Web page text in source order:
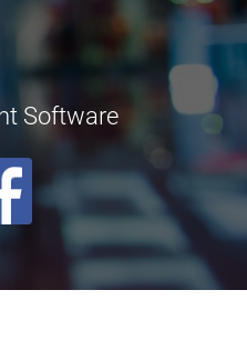
Software